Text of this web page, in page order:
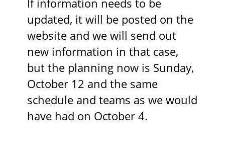
If information needs to be
updated, it will be posted on the
website and we will send out
new information in that case,
but the planning now is Sunday,
October 12 and the same
schedule and teams as we would
have had on October 4.